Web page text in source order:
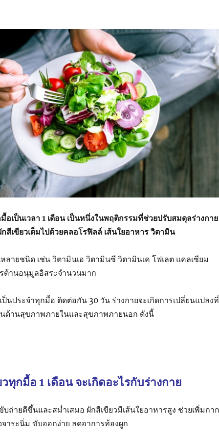
อเป็นเวลา 1 เดือน เป็นหนึ่งในพฤติกรรมที่ช่วยปรับสมดุลร่างกาย
สีเขียวเต็มไปด้วยคลอโรฟิลล์ เส้นใยอาหาร วิตามิน
ลายชนิด เช่น วิตามินเอ วิตามินซี วิตามินเค โฟเลต แคลเซียม
ต้านอนุมูลอิสระจำนวนมาก
นประจำทุกมื้อ ติดต่อกัน 30 วัน ร่างกายจะเกิดการเปลี่ยนแปลง
ด้านสุขภาพภายในและสุขภาพภายนอก ดังนี้
ทุกมื้อ 1 เดือน จะเกิดอะไรกับร่างกาย
ถ่ายดีขึ้นและสม่ำเสมอ ผักสีเขียวมีเส้นใยอาหารสูง ช่วยเพิ่มกาก
าระนิ่ม ขับออกง่าย ลดอาการท้องผูก